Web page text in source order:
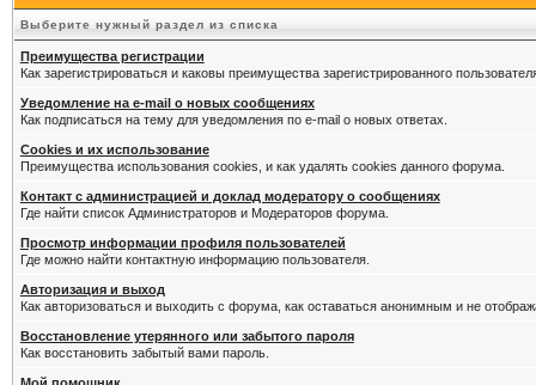
Выберите нужный раздел из списка
Преимущества регистрации
Как зарегистрироваться и каковы преимущества зарегистрированного
Уведомление на e-mail о новых сообщениях
Как подписаться на тему для уведомления по e-mail о новых ответах.
Cookies и их использование
Преимущества использования cookies, и как удалять cookies данного форума.
Контакт с администрацией и доклад модератору о сообщениях
Где найти список Администраторов и Модераторов форума.
Просмотр информации профиля пользователей
Где можно найти контактную информацию пользователя.
Авторизация и выход
Как авторизоваться и выходить с форума, как оставаться анонимным и не
Восстановление утерянного или забытого пароля
Как восстановить забытый вами пароль.